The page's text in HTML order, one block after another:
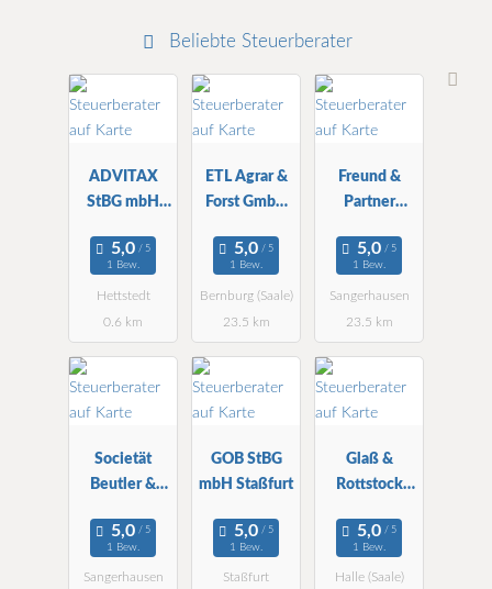
Beliebte Steuerberater
ADVITAX
StBG mbH
Hettstedt
1 Bew.
Hettstedt
0.6 km
ETL Agrar &
Forst GmbH
Bernburg
1 Bew.
Bernburg (Saale)
23.5 km
Freund &
Partner
ZNL
Sangerhause
n
1 Bew.
Sangerhausen
23.5 km
Societät
Beutler &
1 Bew.
Sangerhausen
GOB StBG
mbH Staßfurt
1 Bew.
Staßfurt
Glaß &
Rottstock
s- &
Steuerkanzlei
1 Bew.
Halle (Saale)